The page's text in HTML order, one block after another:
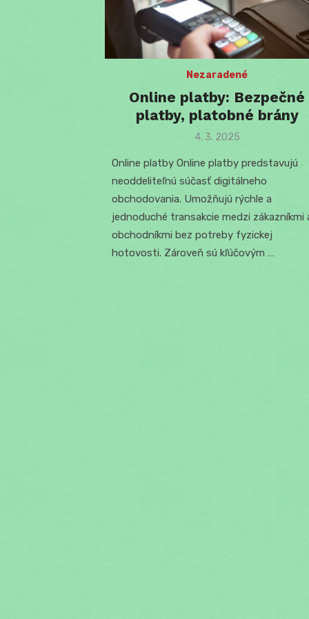
Nezaradené
Online platby: Bezpečné
platby, platobné brány
Posted
4. 3. 2025
Online platby Online platby predstavujú
neoddeliteľnú súčasť digitálneho
obchodovania. Umožňujú rýchle a
jednoduché transakcie medzi zákazníkmi
obchodníkmi bez potreby fyzickej
hotovosti. Zároveň sú kľúčovým …